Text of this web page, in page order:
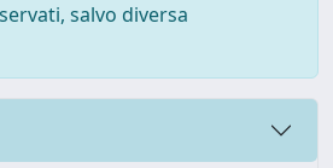
salvo diversa